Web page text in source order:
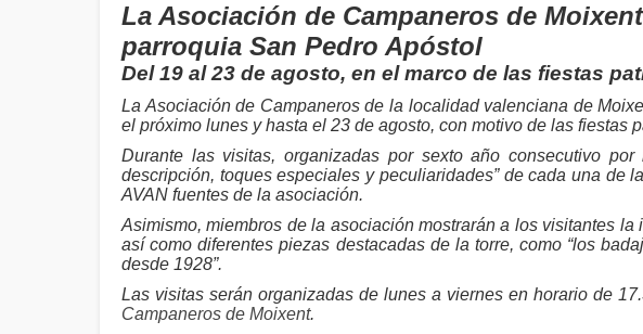
La Asociación de Campaneros de
parroquia San Pedro Apóstol
Del 19 al 23 de agosto, en el marco de las fiestas
La Asociación de Campaneros de la localidad valenciana de
el próximo lunes y hasta el 23 de agosto, con motivo de las
Durante las visitas, organizadas por sexto año consecutivo
descripción, toques especiales y peculiaridades” de cada una de
AVAN fuentes de la asociación.
Asimismo, miembros de la asociación mostrarán a los visitantes
así como diferentes piezas destacadas de la torre, como “los
desde 1928”.
Las visitas serán organizadas de lunes a viernes en horario de
Campaneros de Moixent.